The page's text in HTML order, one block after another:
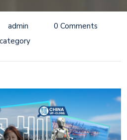
admin
0 Comments